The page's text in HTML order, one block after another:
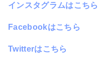
インスタグラムはこちら
Facebookはこちら
Twitterはこちら